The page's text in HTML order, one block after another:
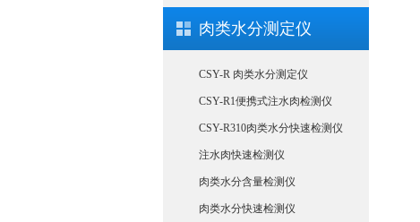
肉类水分测定仪
CSY-R 肉类水分测定仪
CSY-R1便携式注水肉检测仪
CSY-R310肉类水分快速检测仪
注水肉快速检测仪
肉类水分含量检测仪
肉类水分快速检测仪